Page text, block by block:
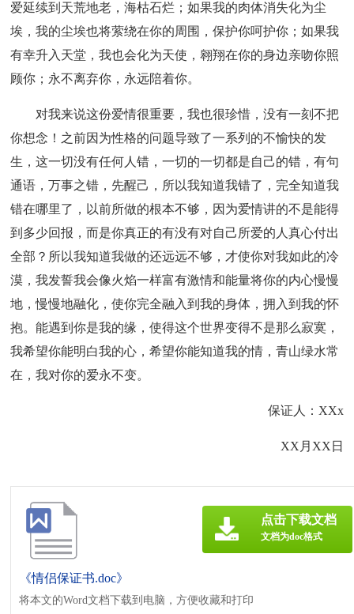
爱延续到天荒地老，海枯石烂；如果我的肉体消失化为尘
埃，我的尘埃也将萦绕在你的周围，保护你呵护你；如果我
有幸升入天堂，我也会化为天使，翱翔在你的身边亲吻你照
顾你；永不离弃你，永远陪着你。
对我来说这份爱情很重要，我也很珍惜，没有一刻不把
你想念！之前因为性格的问题导致了一系列的不愉快的发
生，这一切没有任何人错，一切的一切都是自己的错，有句
通语，万事之错，先醒己，所以我知道我错了，完全知道我
错在哪里了，以前所做的根本不够，因为爱情讲的不是能得
到多少回报，而是你真正的有没有对自己所爱的人真心付出
全部？所以我知道我做的还远远不够，才使你对我如此的冷
漠，我发誓我会像火焰一样富有激情和能量将你的内心慢慢
地，慢慢地融化，使你完全融入到我的身体，拥入到我的怀
抱。能遇到你是我的缘，使得这个世界变得不是那么寂寞，
我希望你能明白我的心，希望你能知道我的情，青山绿水常
在，我对你的爱永不变。
保证人：XXx
XX月XX日
《情侣保证书.doc》
将本文的Word文档下载到电脑，方便收藏和打印
点击下载文档
文档为doc格式